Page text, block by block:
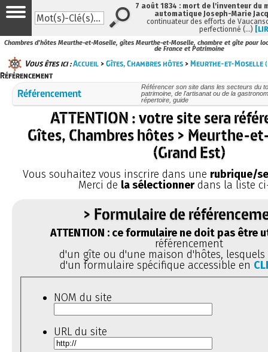
Chambres d'hôtes Meurthe-et-Moselle, gîtes Meurthe-et-Moselle, chambre et gîte pour
de France et Patrimoine
Vous êtes ici :Accueil >Gîtes, Chambres hôtes >Meurthe-et-Moselle
Référencement
Référencement
Référencer son site dans les secteurs du
patrimoine, de l'artisanat ou de la
répertoire, guide
ATTENTION : votre site sera
Gîtes, Chambres hôtes > Meurthe-
(Grand Est)
Vous souhaitez vous inscrire dans une rubrique/
Merci de la sélectionnerdans la liste
> Formulaire de
ATTENTION : ce formulaire ne doit pas être
référencement
d'un gîte ou d'une maison d'hôtes,
d'un formulaire spécifique accessible en
NOM du site
URL du site
7 août 1834 : mort de l'inventeur du
automatique Joseph-Marie
continuateur des efforts de
perfectionné (…)